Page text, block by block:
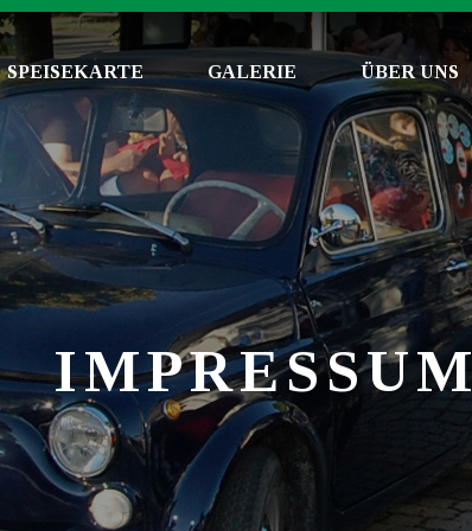
SPEISEKARTE GALERIE ÜBER UNS
IMPRESSUM